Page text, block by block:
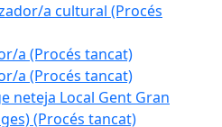
a cultural (Procés
a (Procés tancat)
a (Procés tancat)
neteja Local Gent Gran
(Procés tancat)